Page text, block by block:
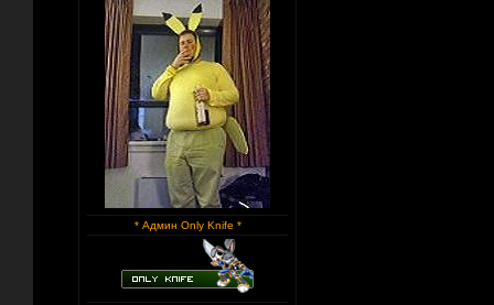
* Админ Only Knife *